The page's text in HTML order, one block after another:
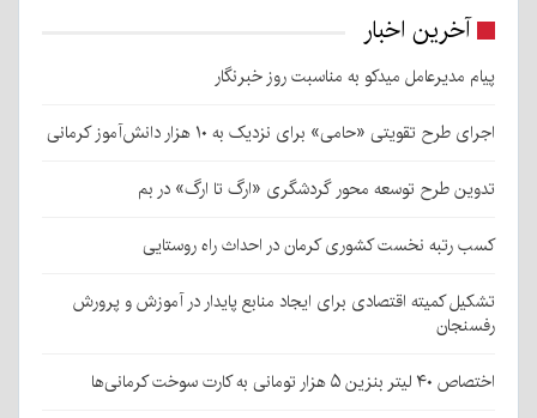
آخرین اخبار
پیام مدیرعامل میدکو به مناسبت روز خبرنگار
اجرای طرح تقویتی «حامی» برای نزدیک به ۱۰ هزار دانش‌آموز کرمانی
تدوین طرح توسعه محور گردشگری «ارگ تا ارگ» در بم
کسب رتبه نخست کشوری کرمان در احداث راه روستایی
تشکیل کمیته اقتصادی برای ایجاد منابع پایدار در آموزش و پرورش
رفسنجان
اختصاص ۴۰ لیتر بنزین ۵ هزار تومانی به کارت سوخت کرمانی‌ها